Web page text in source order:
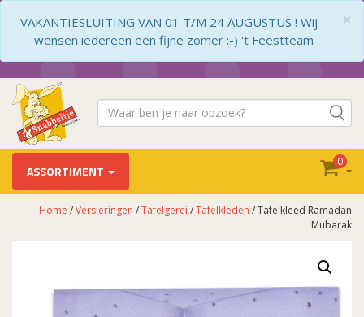
×
VAKANTIESLUITING VAN 01 T/M 24 AUGUSTUS ! Wij
wensen iedereen een fijne zomer :-) 't Feestteam
ASSORTIMENT
0
Home /Versieringen /Tafelgerei /Tafelkleden / Tafelkleed Ramadan
Mubarak